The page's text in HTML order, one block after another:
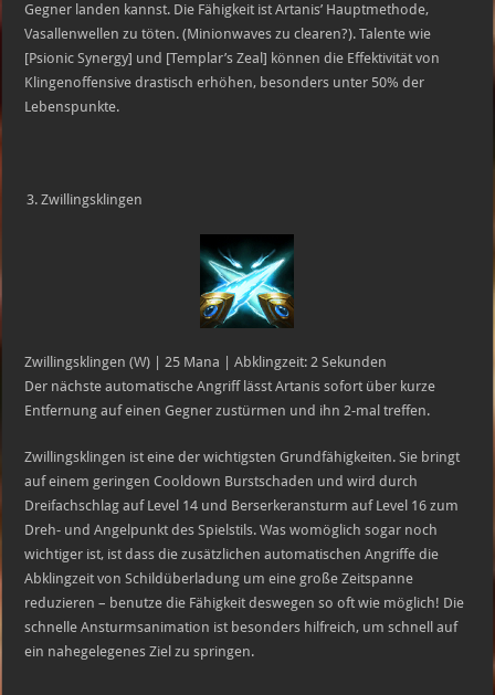
Gegner landen kannst. Die Fähigkeit ist Artanis’ Hauptmethode,
Vasallenwellen zu töten. (Minionwaves zu clearen?). Talente wie
[Psionic Synergy] und [Templar’s Zeal] können die Effektivität von
Klingenoffensive drastisch erhöhen, besonders unter 50% der
Lebenspunkte.
Zwillingsklingen
Zwillingsklingen (W) | 25 Mana | Abklingzeit: 2 Sekunden
Der nächste automatische Angriff lässt Artanis sofort über kurze
Entfernung auf einen Gegner zustürmen und ihn 2-mal treffen.
Zwillingsklingen ist eine der wichtigsten Grundfähigkeiten. Sie bringt
auf einem geringen Cooldown Burstschaden und wird durch
Dreifachschlag auf Level 14 und Berserkeransturm auf Level 16 zum
Dreh- und Angelpunkt des Spielstils. Was womöglich sogar noch
wichtiger ist, ist dass die zusätzlichen automatischen Angriffe die
Abklingzeit von Schildüberladung um eine große Zeitspanne
reduzieren – benutze die Fähigkeit deswegen so oft wie möglich! Die
schnelle Ansturmsanimation ist besonders hilfreich, um schnell auf
ein nahegelegenes Ziel zu springen.